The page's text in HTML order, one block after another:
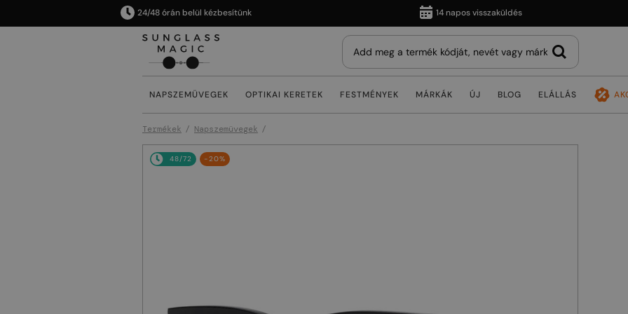
24/48 órán belül kézbesítünk 14 napos visszaküldés
NAPSZEMÜVEGEK OPTIKAI KERETEK FESTMÉNYEK MÁRKÁK ÚJ BLOG ELÁLLÁS
Termékek Napszemüvegek
48/72 -20%